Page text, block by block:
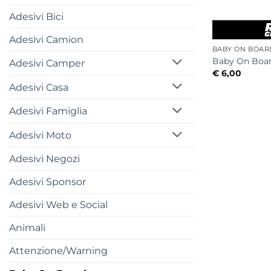
Adesivi Bici
Adesivi Camion
Adesivi Camper
Adesivi Casa
Adesivi Famiglia
Adesivi Moto
Adesivi Negozi
Adesivi Sponsor
Adesivi Web e Social
Animali
Attenzione/Warning
BABY ON
Baby On
€6,00